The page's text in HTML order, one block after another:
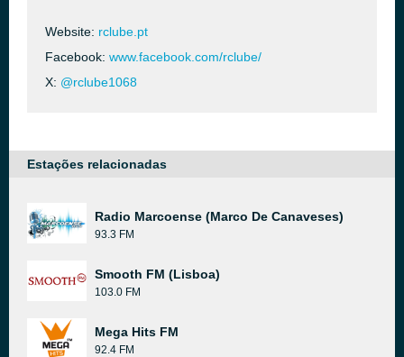
Website: rclube.pt
Facebook: www.facebook.com/rclube/
X: @rclube1068
Estações relacionadas
Radio Marcoense (Marco De Canaveses)
93.3 FM
Smooth FM (Lisboa)
103.0 FM
Mega Hits FM
92.4 FM